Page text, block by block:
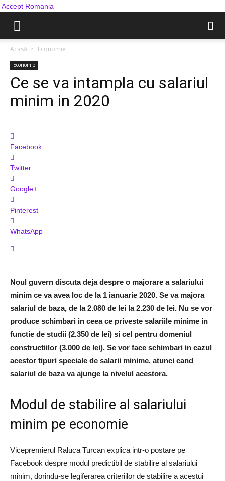
Accept Romania
Acasă Economie
Economie
Ce se va intampla cu salariul
minim in 2020
Facebook
Twitter
Google+
Pinterest
WhatsApp
Noul guvern discuta deja despre o majorare a salariului
minim ce va avea loc de la 1 ianuarie 2020. Se va majora
salariul de baza, de la 2.080 de lei la 2.230 de lei. Nu se vor
produce schimbari in ceea ce priveste salariile minime in
functie de studii (2.350 de lei) si cel pentru domeniul
constructiilor (3.000 de lei). Se vor face schimbari in cazul
acestor tipuri speciale de salarii minime, atunci cand
salariul de baza va ajunge la nivelul acestora.
Modul de stabilire al salariului
minim pe economie
Vicepremierul Raluca Turcan explica intr-o postare pe
Facebook despre modul predictibil de stabilire al salariului
minim, dorindu-se legiferarea criteriilor de stabilire a acestui